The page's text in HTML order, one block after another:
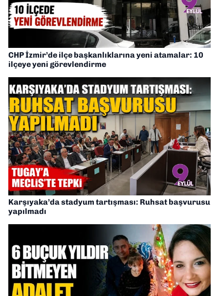
CHP İzmir’de ilçe başkanlıklarına yeni atamalar: 10
ilçeye yeni görevlendirme
Karşıyaka’da stadyum tartışması: Ruhsat başvurusu
yapılmadı